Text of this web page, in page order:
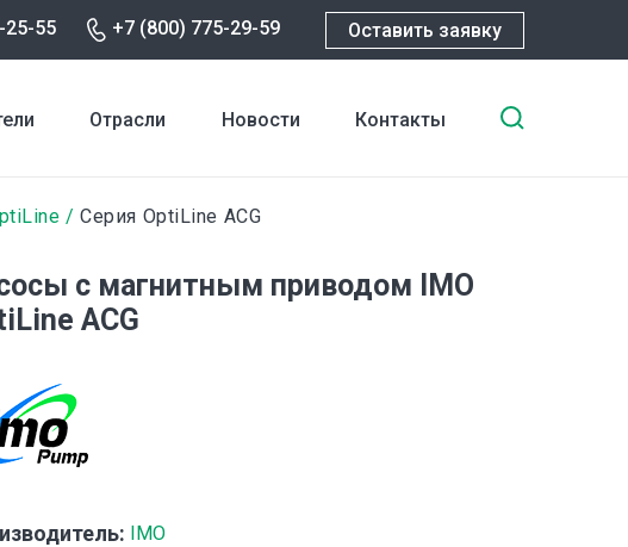
25-55 +7 (800) 775-29-59 Оставить заявку
Отрасли Новости Контакты
Серия OptiLine ACG
с магнитным приводом IMO
ACG
IMO